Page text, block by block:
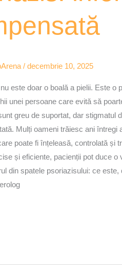
/decembrie 10, 2025
este doar o boală a pielii. Este o
unei persoane care evită să
greu de suportat, dar
Mulți oameni trăiesc ani
poate fi înțeleasă, controlată și
și eficiente, pacienții pot duce
din spatele psoriazisului: ce